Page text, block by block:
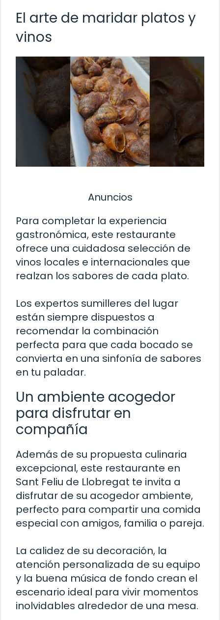
El arte de maridar platos y
vinos
Anuncios
Para completar la experiencia
gastronómica, este restaurante
ofrece una cuidadosa selección de
vinos locales e internacionales que
realzan los sabores de cada plato.
Los expertos sumilleres del lugar
están siempre dispuestos a
recomendar la combinación
perfecta para que cada bocado se
convierta en una sinfonía de sabores
en tu paladar.
Un ambiente acogedor
para disfrutar en
compañía
Además de su propuesta culinaria
excepcional, este restaurante en
Sant Feliu de Llobregat te invita a
disfrutar de su acogedor ambiente,
perfecto para compartir una comida
especial con amigos, familia o pareja.
La calidez de su decoración, la
atención personalizada de su equipo
y la buena música de fondo crean el
escenario ideal para vivir momentos
inolvidables alrededor de una mesa.